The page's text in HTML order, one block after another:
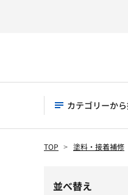
カテゴリーか
TOP 塗料・接着補修
並べ替え